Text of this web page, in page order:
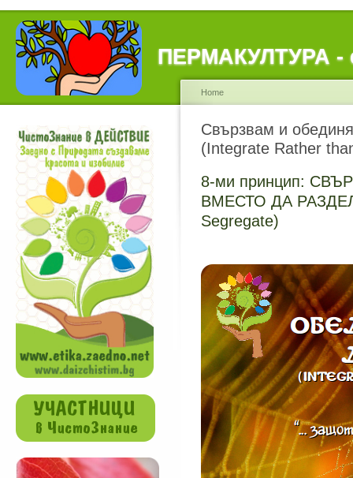
ПЕРМАКУЛТУРА -
Home
Свързвам и
(Integrate Rather
8-ми принцип:
ВМЕСТО ДА
Segregate)